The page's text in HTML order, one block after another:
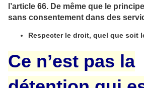
l’article 66. De même que le
sans consentement dans des
Respecter le droit, quel que soit
Ce n’est pas la